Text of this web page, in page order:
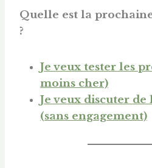
Quelle est la
?
Je veux tester les
moins cher)
Je veux discuter
(sans engagement)